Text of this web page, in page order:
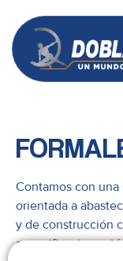
Contamos con
orientada a
y de construcción
especificaciones